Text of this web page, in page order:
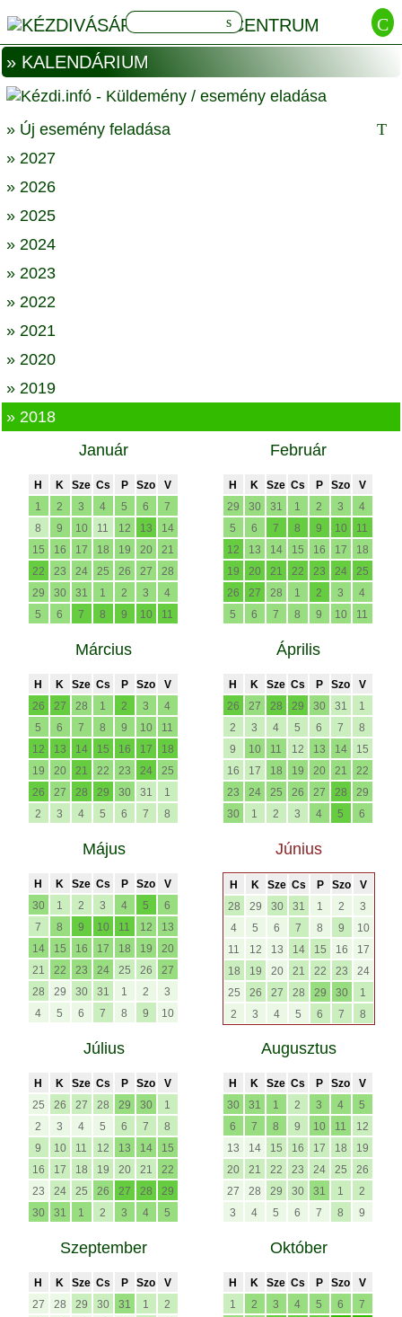
» KALENDÁRIUM
» Új esemény feladása
» 2027
» 2026
» 2025
» 2024
» 2023
» 2022
» 2021
» 2020
» 2019
» 2018
Január
H K Sze Cs P Szo
V
1
2 3 4 5 6
7
8
9 10 11 12 13
14
15
16 17 18 19 20
21
22
23 24 25 26 27
28
29
30 31 1 2 3
4
5
6 7 8 9 10 11
Február
H K Sze Cs P Szo
V
29
30 31 1 2 3
4
5
6 7 8 9 10
11
12
13 14 15 16 17
18
19
20 21 22 23 24
25
26
27 28 1 2 3
4
5
6 7 8 9 10 11
Március
H K Sze Cs P Szo
V
26
27 28 1 2 3
4
5
6 7 8 9 10
11
12
13 14 15 16 17
18
19
20 21 22 23 24
25
26
27 28 29 30 31
1
2
3 4 5 6 7 8
Április
H K Sze Cs P Szo
V
26
27 28 29 30 31
1
2
3 4 5 6 7
8
9
10 11 12 13 14
15
16
17 18 19 20 21
22
23
24 25 26 27 28
29
30
1 2 3 4 5 6
Május
H K Sze Cs P Szo
V
30
1 2 3 4 5
6
7
8 9 10 11 12
13
14
15 16 17 18 19
20
21
22 23 24 25 26
27
28
29 30 31 1 2
3
4
5 6 7 8 9 10
Június
H K Sze Cs P Szo
V
28
29 30 31 1 2
3
4
5 6 7 8 9
10
11
12 13 14 15 16
17
18
19 20 21 22 23
24
25
26 27 28 29 30
1
2
3 4 5 6 7 8
Július
H K Sze Cs P Szo
V
25
26 27 28 29 30
1
2
3 4 5 6 7
8
9
10 11 12 13 14
15
16
17 18 19 20 21
22
23
24 25 26 27 28
29
30
31 1 2 3 4 5
Augusztus
H K Sze Cs P Szo
V
30
31 1 2 3 4
5
6
7 8 9 10 11
12
13
14 15 16 17 18
19
20
21 22 23 24 25
26
27
28 29 30 31 1
2
3
4 5 6 7 8 9
Szeptember
H K Sze Cs P Szo
V
27
28 29 30 31 1
2
Október
H K Sze Cs P Szo
V
1
2 3 4 5 6
7